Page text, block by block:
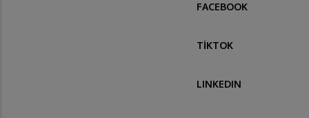
FACEBOOK
TİKTOK
LINKEDIN